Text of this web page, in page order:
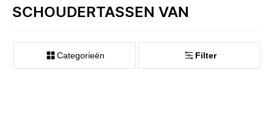
SCHOUDERTASSEN VAN
Categorieën Filter